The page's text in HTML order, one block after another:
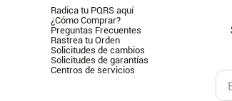
Radica tu PQRS aquí
¿Cómo Comprar?
Preguntas Frecuentes
Rastrea tu Orden
Solicitudes de cambios
Solicitudes de garantías
Centros de servicios